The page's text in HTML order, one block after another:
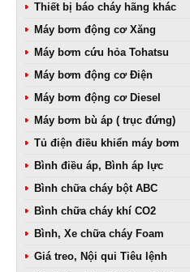
Thiết bị báo cháy hãng khác
Máy bơm động cơ Xăng
Máy bơm cứu hỏa Tohatsu
Máy bơm động cơ Điện
Máy bơm động cơ Diesel
Máy bơm bù áp ( trục đứng)
Tủ điện điều khiển máy bơm
Bình điều áp, Bình áp lực
Bình chữa cháy bột ABC
Bình chữa cháy khí CO2
Bình, Xe chữa cháy Foam
Giá treo, Nội qui Tiêu lệnh